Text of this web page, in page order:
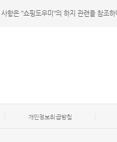
항은 "쇼핑도우미"의 하지 관련을 참조
개인정보취급방침